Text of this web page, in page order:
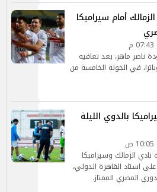
أمام سيراميكا
ناصر ماهر، بعد تعافيه
في الجولة الخامسة من
بالدوي الليلة
الزمالك وسيراميكا
استاد القاهرة الدولي،
المصري الممتاز.